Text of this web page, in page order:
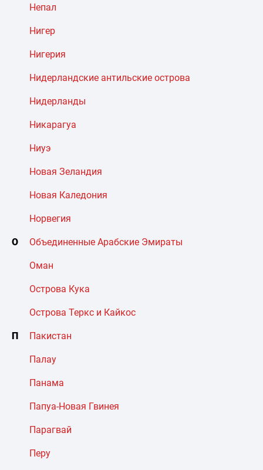
Непал
Нигер
Нигерия
Нидерландские антильские острова
Нидерланды
Никарагуа
Ниуэ
Новая Зеландия
Новая Каледония
Норвегия
О Объединенные Арабские Эмираты
Оман
Острова Кука
Острова Теркс и Кайкос
П Пакистан
Палау
Панама
Папуа-Новая Гвинея
Парагвай
Перу